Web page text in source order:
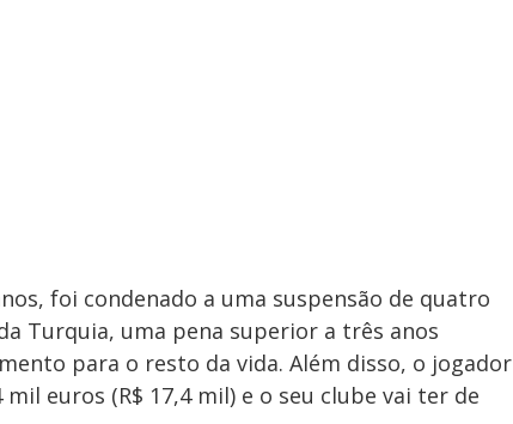
foi condenado a uma suspensão de quatro
Turquia, uma pena superior a três anos
para o resto da vida. Além disso, o jogador
euros (R$ 17,4 mil) e o seu clube vai ter de